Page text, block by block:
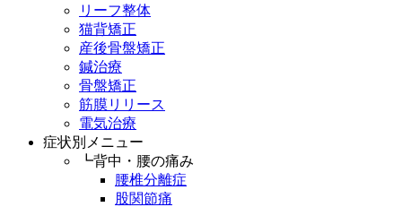
リーフ整体
猫背矯正
産後骨盤矯正
鍼治療
骨盤矯正
筋膜リリース
電気治療
症状別メニュー
┗背中・腰の痛み
腰椎分離症
股関節痛